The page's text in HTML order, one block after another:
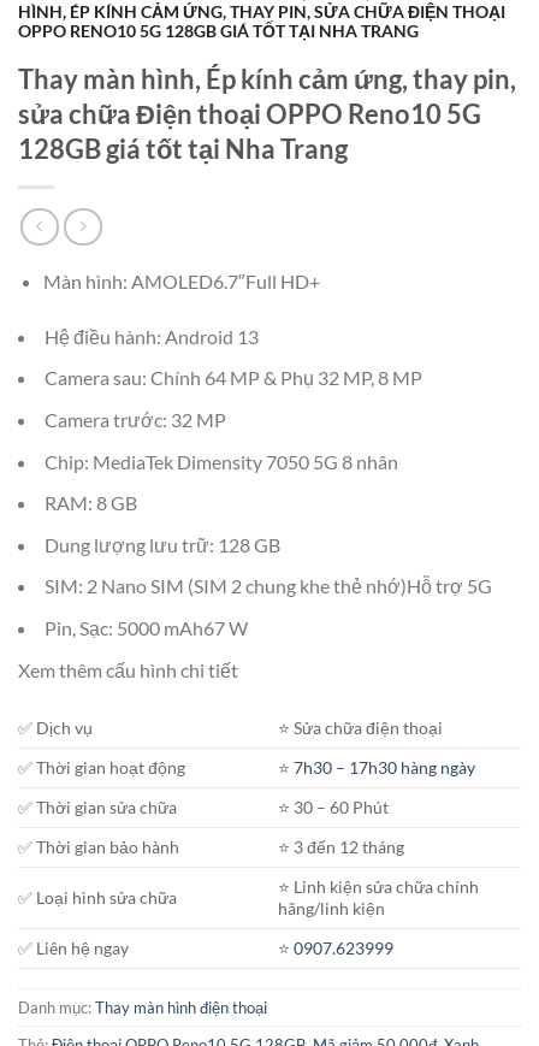
HÌNH, ÉP KÍNH CẢM ỨNG, THAY PIN, SỬA CHỮA ĐIỆN THOẠI
OPPO RENO10 5G 128GB GIÁ TỐT TẠI NHA TRANG
Thay màn hình, Ép kính cảm ứng, thay pin,
sửa chữa Điện thoại OPPO Reno10 5G
128GB giá tốt tại Nha Trang
Màn hình: AMOLED6.7″Full HD+
Hệ điều hành: Android 13
Camera sau: Chính 64 MP & Phụ 32 MP, 8 MP
Camera trước: 32 MP
Chip: MediaTek Dimensity 7050 5G 8 nhân
RAM: 8 GB
Dung lượng lưu trữ: 128 GB
SIM: 2 Nano SIM (SIM 2 chung khe thẻ nhớ)Hỗ trợ 5G
Pin, Sạc: 5000 mAh67 W
Xem thêm cấu hình chi tiết
✅ Dịch vụ
⭐️ Sửa chữa điện thoại
✅ Thời gian hoạt động
⭐️7h30 – 17h30 hàng ngày
✅ Thời gian sửa chữa
⭐️ 30 – 60 Phút
✅ Thời gian bảo hành
⭐️ 3 đến 12 tháng
✅ Loại hình sửa chữa
⭐️ Linh kiện sửa chữa chính
hãng/linh kiện
✅ Liên hệ ngay
⭐️0907.623999
Danh mục:Thay màn hình điện thoại